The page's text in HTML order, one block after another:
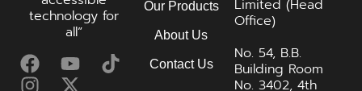
technology for
all”
Our Products
About Us
Contact Us
Limited (Head
Office)
No. 54, B.B.
Building Room
No. 3402, 4th